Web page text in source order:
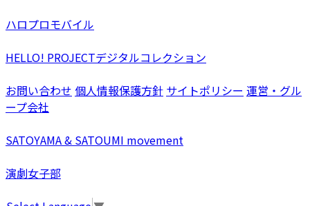
ハロプロモバイル
HELLO! PROJECTデジタルコレクション
お問い合わせ 個人情報保護方針 サイトポリシー 運営・グル
ープ会社
SATOYAMA & SATOUMI movement
演劇女子部